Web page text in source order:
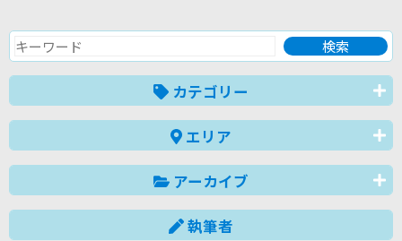
カテゴリー
エリア
アーカイブ
執筆者